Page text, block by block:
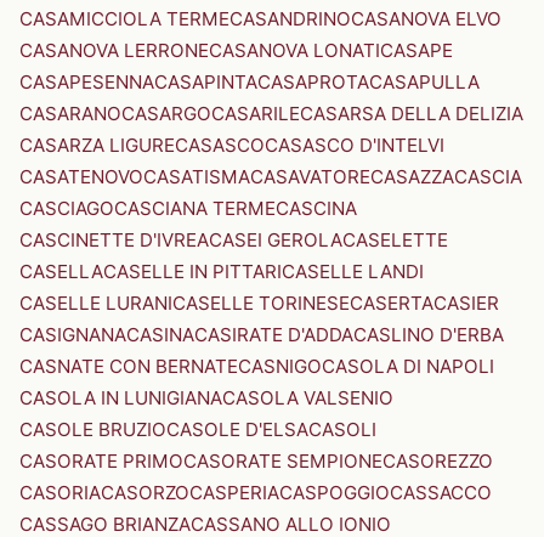
CASAMICCIOLA TERMECASANDRINOCASANOVA ELVO
CASANOVA LERRONECASANOVA LONATICASAPE
CASAPESENNACASAPINTACASAPROTACASAPULLA
CASARANOCASARGOCASARILECASARSA DELLA DELIZIA
CASARZA LIGURECASASCOCASASCO D'INTELVI
CASATENOVOCASATISMACASAVATORECASAZZACASCIA
CASCIAGOCASCIANA TERMECASCINA
CASCINETTE D'IVREACASEI GEROLACASELETTE
CASELLACASELLE IN PITTARICASELLE LANDI
CASELLE LURANICASELLE TORINESECASERTACASIER
CASIGNANACASINACASIRATE D'ADDACASLINO D'ERBA
CASNATE CON BERNATECASNIGOCASOLA DI NAPOLI
CASOLA IN LUNIGIANACASOLA VALSENIO
CASOLE BRUZIOCASOLE D'ELSACASOLI
CASORATE PRIMOCASORATE SEMPIONECASOREZZO
CASORIACASORZOCASPERIACASPOGGIOCASSACCO
CASSAGO BRIANZACASSANO ALLO IONIO